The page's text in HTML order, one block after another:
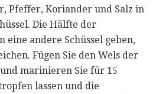
Pfeffer, Koriander und Salz in
Die Hälfte der
eine andere Schüssel geben,
Fügen Sie den Wels der
marinieren Sie für 15
lassen und die